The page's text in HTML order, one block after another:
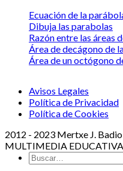
Ecuación de la
Dibuja las parabolas
Razón entre las áreas
Área de decágono de
Área de un octógono
Avisos Legales
Política de Privacidad
Política de Cookies
2012 - 2023 Mertxe J.
MULTIMEDIA EDUCATIVA